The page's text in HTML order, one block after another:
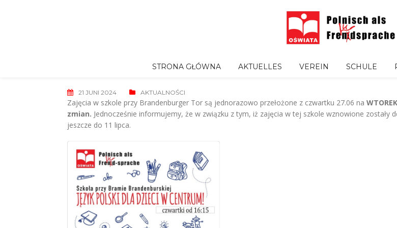
STRONA GŁÓWNA AKTUELLES VEREIN SCHULE
21 JUNI 2024 AKTUALNOŚCI
Zajęcia w szkole przy Brandenburger Tor są jednorazowo przełożone z czwartku 27.06 na
zmian. Jednocześnie informujemy, że w związku z tym, iż zajęcia w tej szkole wznowione zostały
jeszcze do 11 lipca.